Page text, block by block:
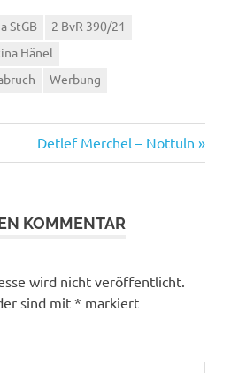
StGB
2 BvR 390/21
Hänel
Werbung
Nächster
Beitrag:
Detlef Merchel – Nottuln
KOMMENTAR
wird nicht veröffentlicht.
sind mit* markiert